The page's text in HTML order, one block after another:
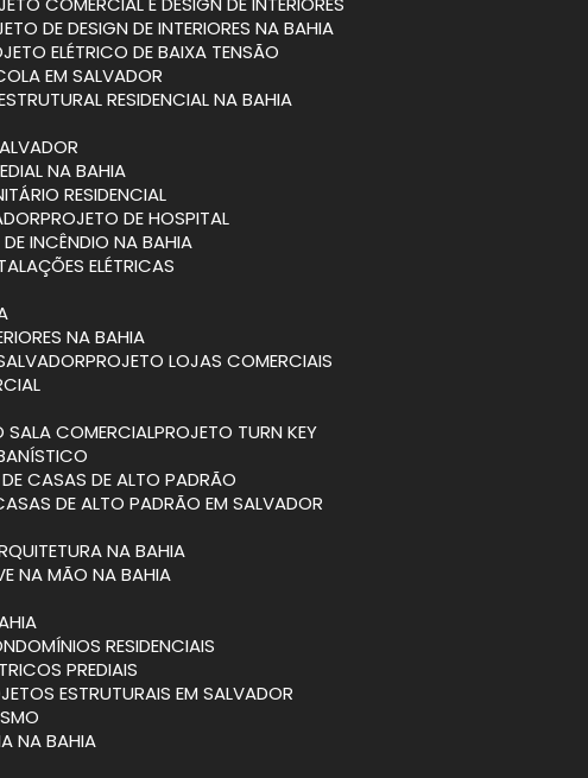
DE DESIGN DE INTERIORES NA BAHIA
ELÉTRICO DE BAIXA TENSÃO
EM SALVADOR
RESIDENCIAL NA BAHIA
NA BAHIA
RESIDENCIAL
PROJETO DE HOSPITAL
DE INCÊNDIO NA BAHIA
ELÉTRICAS
NA BAHIA
PROJETO LOJAS COMERCIAIS
SALA COMERCIAL PROJETO TURN KEY
CASAS DE ALTO PADRÃO
DE ALTO PADRÃO EM SALVADOR
NA BAHIA
NA MÃO NA BAHIA
RESIDENCIAIS
PREDIAIS
ESTRUTURAIS EM SALVADOR
NA BAHIA